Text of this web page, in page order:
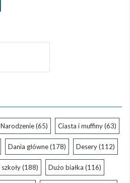
(65) Ciasta i muffiny(63)
Dania główne(178) Desery(112)
(188) Dużo białka (116)